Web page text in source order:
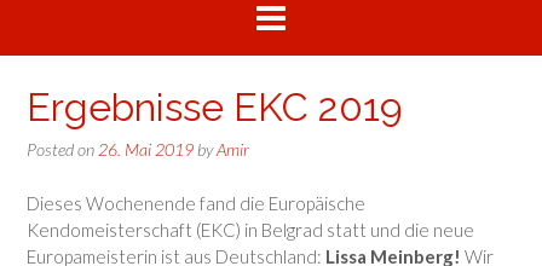
Ergebnisse EKC 2019
Posted on 26. Mai 2019 byAmir
Dieses Wochenende fand die Europäische
Kendomeisterschaft (EKC) in Belgrad statt und die neue
Europameisterin ist aus Deutschland: Lissa Meinberg! Wir